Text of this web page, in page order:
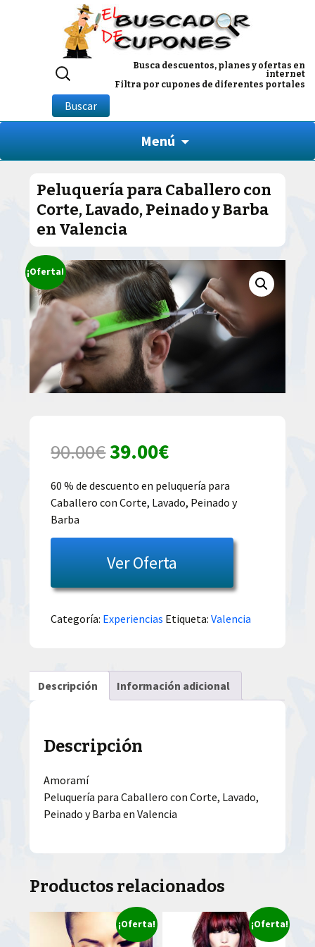
Busca descuentos, planes y ofertas en
internet
Filtra por cupones de diferentes portales
Buscar
por:
Buscar
Menú
Peluquería para Caballero con
Corte, Lavado, Peinado y Barba
en Valencia
¡Oferta!
90.00€El
precio
original
era:
90.00€.
39.00€El
precio
actual
es:
39.00€.
60 % de descuento en peluquería para
Caballero con Corte, Lavado, Peinado y
Barba
Ver Oferta
Categoría: Experiencias Etiqueta:Valencia
Descripción Información adicional
Descripción
Amoramí
Peluquería para Caballero con Corte, Lavado,
Peinado y Barba en Valencia
Productos relacionados
¡Oferta! ¡Oferta!